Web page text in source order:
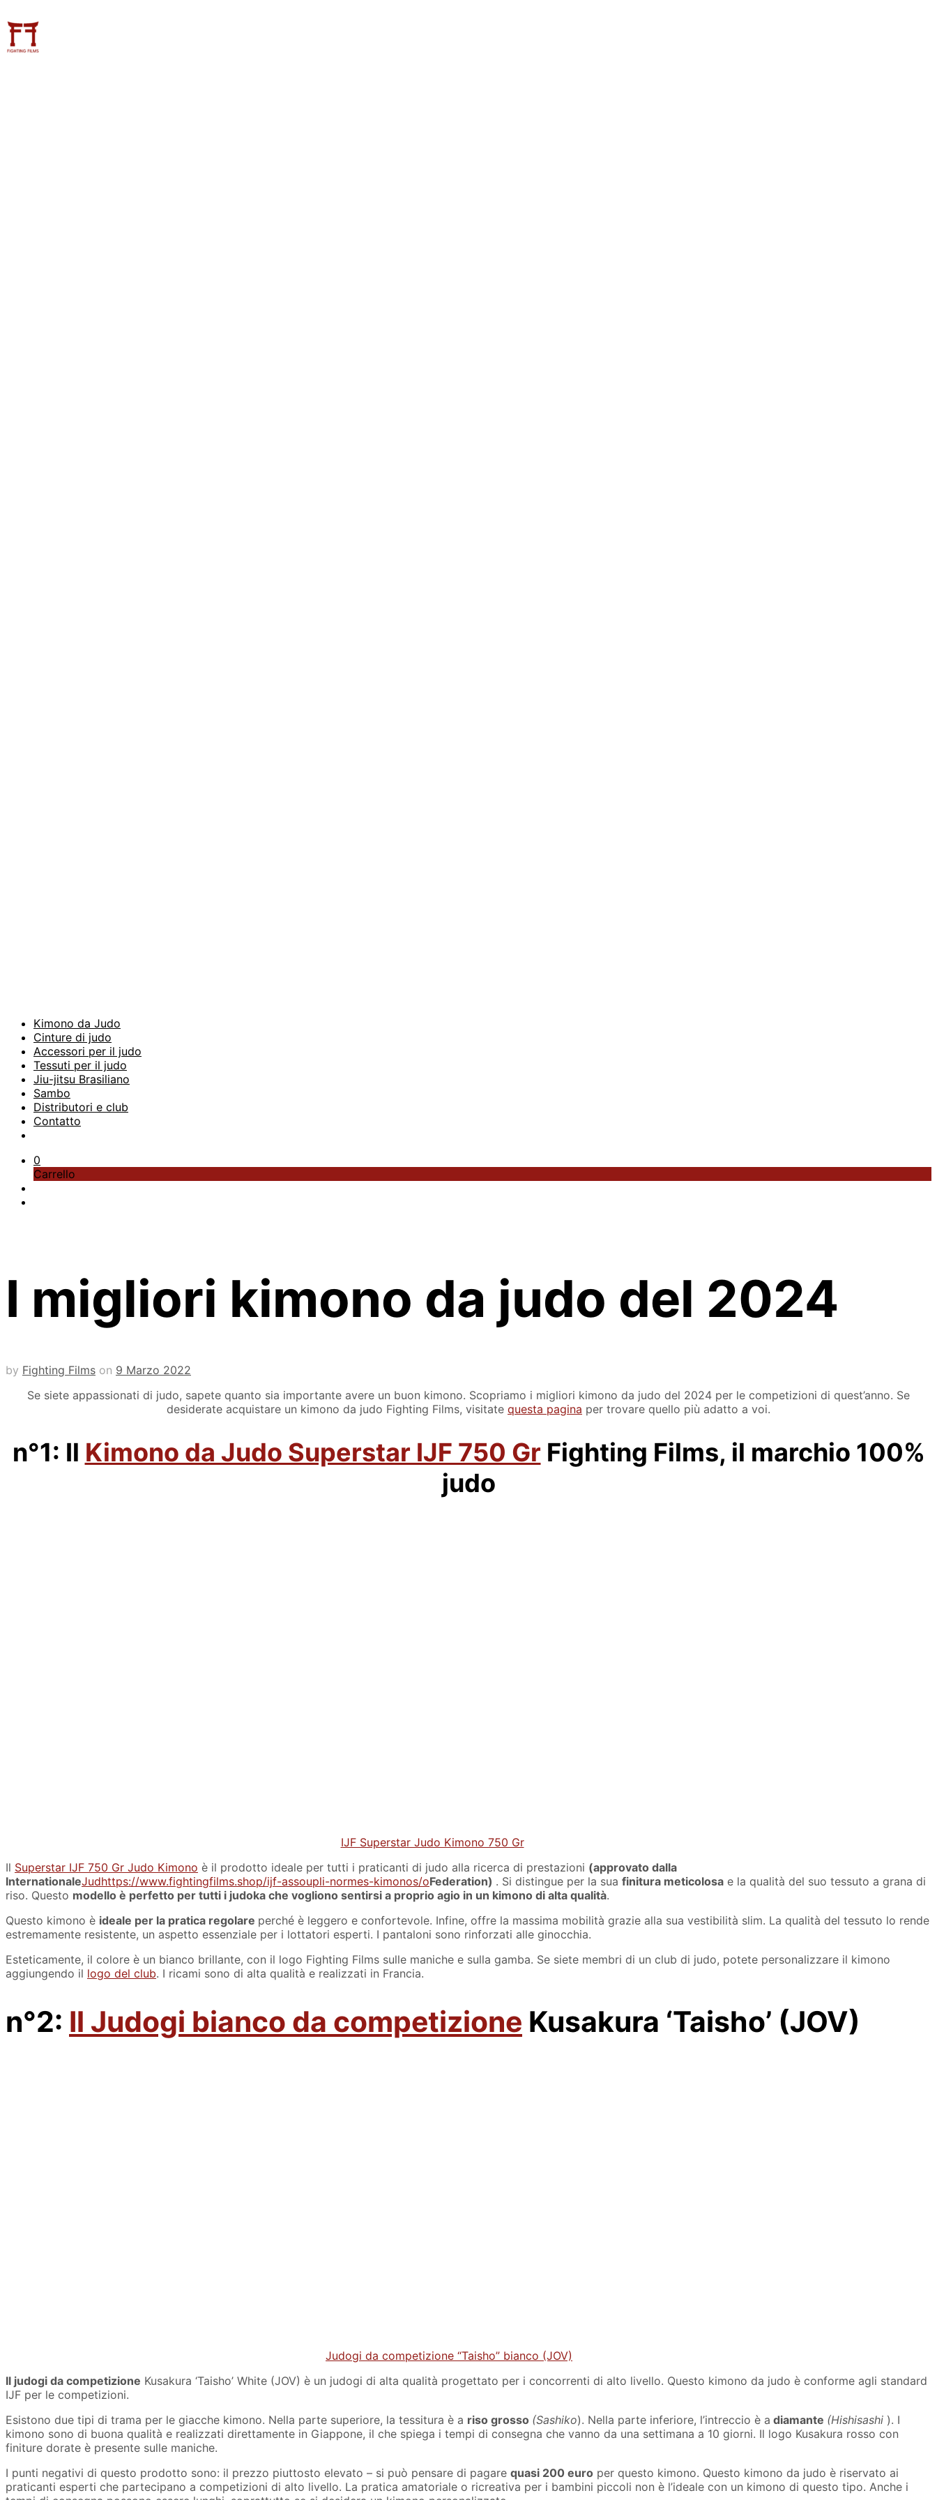
Kimono da Judo
Cinture di judo
Accessori per il judo
Tessuti per il judo
Jiu-jitsu Brasiliano
Sambo
Distributori e club
Contatto
0
Carrello
I migliori kimono da judo del 2024
by Fighting Films on 9 Marzo 2022
Se siete appassionati di judo, sapete quanto sia importante avere un buon kimono. Scopriamo i migliori kimono da judo del 2024 per le competizioni di quest’anno. Se
desiderate acquistare un kimono da judo Fighting Films, visitate questa pagina per trovare quello più adatto a voi.
n°1: Il Kimono da Judo Superstar IJF 750 Gr Fighting Films, il marchio 100%
judo
IJF Superstar Judo Kimono 750 Gr
Il Superstar IJF 750 Gr Judo Kimono è il prodotto ideale per tutti i praticanti di judo alla ricerca di prestazioni (approvato dalla
InternationaleJudhttps://www.fightingfilms.shop/ijf-assoupli-normes-kimonos/oFederation) . Si distingue per la sua finitura meticolosa e la qualità del suo tessuto a grana di
riso. Questo modello è perfetto per tutti i judoka che vogliono sentirsi a proprio agio in un kimono di alta qualità.
Questo kimono è ideale per la pratica regolare perché è leggero e confortevole. Infine, offre la massima mobilità grazie alla sua vestibilità slim. La qualità del tessuto lo rende
estremamente resistente, un aspetto essenziale per i lottatori esperti. I pantaloni sono rinforzati alle ginocchia.
Esteticamente, il colore è un bianco brillante, con il logo Fighting Films sulle maniche e sulla gamba. Se siete membri di un club di judo, potete personalizzare il kimono
aggiungendo il logo del club. I ricami sono di alta qualità e realizzati in Francia.
n°2: Il Judogi bianco da competizione Kusakura ‘Taisho’ (JOV)
Judogi da competizione “Taisho” bianco (JOV)
Il judogi da competizione Kusakura ‘Taisho’ White (JOV) è un judogi di alta qualità progettato per i concorrenti di alto livello. Questo kimono da judo è conforme agli standard
IJF per le competizioni.
Esistono due tipi di trama per le giacche kimono. Nella parte superiore, la tessitura è a riso grosso (Sashiko). Nella parte inferiore, l’intreccio è a diamante (Hishisashi ). I
kimono sono di buona qualità e realizzati direttamente in Giappone, il che spiega i tempi di consegna che vanno da una settimana a 10 giorni. Il logo Kusakura rosso con
finiture dorate è presente sulle maniche.
I punti negativi di questo prodotto sono: il prezzo piuttosto elevato – si può pensare di pagare quasi 200 euro per questo kimono. Questo kimono da judo è riservato ai
praticanti esperti che partecipano a competizioni di alto livello. La pratica amatoriale o ricreativa per i bambini piccoli non è l’ideale con un kimono di questo tipo. Anche i